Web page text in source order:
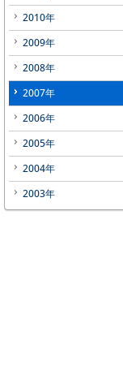
2010年
2009年
2008年
2007年
2006年
2005年
2004年
2003年